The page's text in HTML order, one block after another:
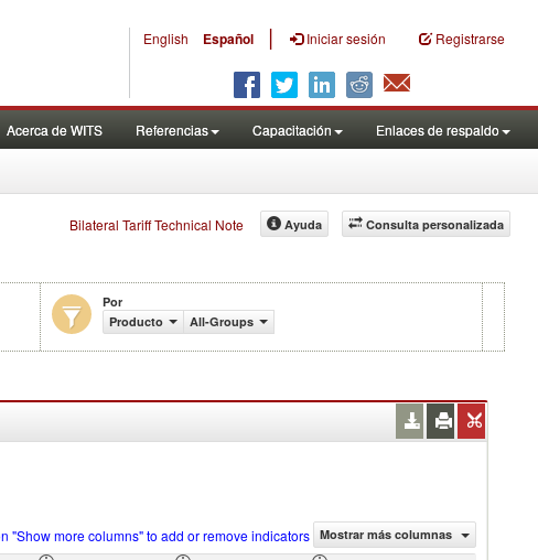
English Español | Iniciar sesión Registrarse
Acerca de WITS Referencias Capacitación Enlaces de respaldo
Bilateral Tariff Technical Note Consulta personalizada
Ayuda
Por
Producto
All-Groups
"Show more columns" to add or remove indicators Mostrar más columnas